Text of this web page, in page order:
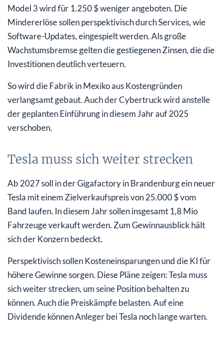
Model 3 wird für 1.250 $ weniger angeboten. Die
Mindererlöse sollen perspektivisch durch Services, wie
Software-Updates, eingespielt werden. Als große
Wachstumsbremse gelten die gestiegenen Zinsen, die die
Investitionen deutlich verteuern.
So wird die Fabrik in Mexiko aus Kostengründen
verlangsamt gebaut. Auch der Cybertruck wird anstelle
der geplanten Einführung in diesem Jahr auf 2025
verschoben.
Tesla muss sich weiter strecken
Ab 2027 soll in der Gigafactory in Brandenburg ein neuer
Tesla mit einem Zielverkaufspreis von 25.000 $ vom
Band laufen. In diesem Jahr sollen insgesamt 1,8 Mio
Fahrzeuge verkauft werden. Zum Gewinnausblick hält
sich der Konzern bedeckt.
Perspektivisch sollen Kosteneinsparungen und die KI für
höhere Gewinne sorgen. Diese Pläne zeigen: Tesla muss
sich weiter strecken, um seine Position behalten zu
können. Auch die Preiskämpfe belasten. Auf eine
Dividende können Anleger bei Tesla noch lange warten.